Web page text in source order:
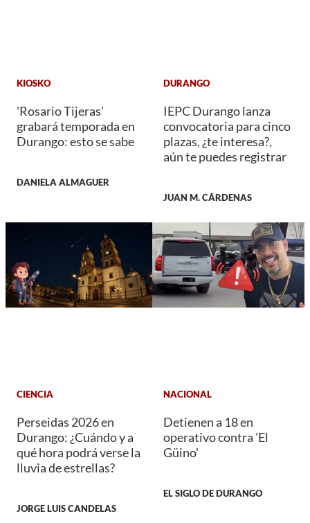
KIOSKO
'Rosario Tijeras'
grabará temporada en
Durango: esto se sabe
DANIELA ALMAGUER
DURANGO
IEPC Durango lanza
convocatoria para cinco
plazas, ¿te interesa?,
aún te puedes registrar
JUAN M. CÁRDENAS
CIENCIA
Perseidas 2026 en
Durango: ¿Cuándo y a
qué hora podrá verse la
lluvia de estrellas?
JORGE LUIS CANDELAS
NACIONAL
Detienen a 18 en
operativo contra 'El
Güino'
EL SIGLO DE DURANGO